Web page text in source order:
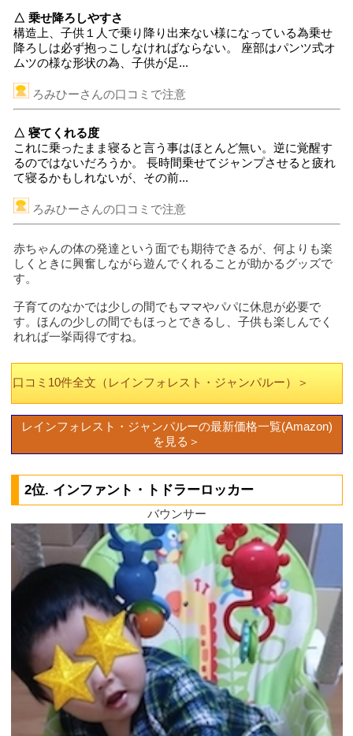
△ 乗せ降ろしやすさ
構造上、子供１人で乗り降り出来ない様になっている為乗せ
降ろしは必ず抱っこしなければならない。 座部はパンツ式オ
ムツの様な形状の為、子供が足...
ろみひーさんの口コミで注意
△ 寝てくれる度
これに乗ったまま寝ると言う事はほとんど無い。逆に覚醒す
るのではないだろうか。 長時間乗せてジャンプさせると疲れ
て寝るかもしれないが、その前...
ろみひーさんの口コミで注意
赤ちゃんの体の発達という面でも期待できるが、何よりも楽
しくときに興奮しながら遊んでくれることが助かるグッズで
す。
子育てのなかでは少しの間でもママやパパに休息が必要で
す。ほんの少しの間でもほっとできるし、子供も楽しんでく
れれば一挙両得ですね。
口コミ10件全文（レインフォレスト・ジャンパルー）＞
レインフォレスト・ジャンパルーの最新価格一覧(Amazon)
を見る＞
2位. インファント・トドラーロッカー
バウンサー